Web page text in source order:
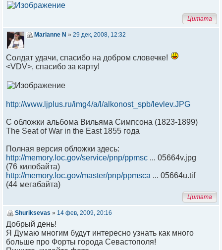
Цитата
Marianne N » 29 дек, 2008, 12:32
Солдат удачи, спасибо на добром словечке!
<VDV>, спасибо за карту!
http://www.ljplus.ru/img4/a/l/alkonost_spb/levlev.JPG
С обложки альбома Вильяма Симпсона (1823-1899)
The Seat of War in the East 1855 года
Полная версия обложки здесь:
http://memory.loc.gov/service/pnp/ppmsc ... 05664v.jpg
(76 килобайта)
http://memory.loc.gov/master/pnp/ppmsca ... 05664u.tif
(44 мегабайта)
Цитата
Shuriksevas » 14 фев, 2009, 20:16
Добрый день!
Я Думаю многим будут интересно узнать как много
больше про Форты города Севастополя!